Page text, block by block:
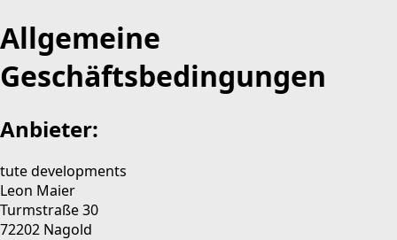
Allgemeine
Geschäftsbedingungen
Anbieter:
tute developments
Leon Maier
Turmstraße 30
72202 Nagold